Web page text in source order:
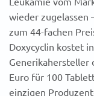
wieder zugelassen
zum 44-fachen
Doxycyclin kostet
Generikahersteller
Euro für 100
einzigen